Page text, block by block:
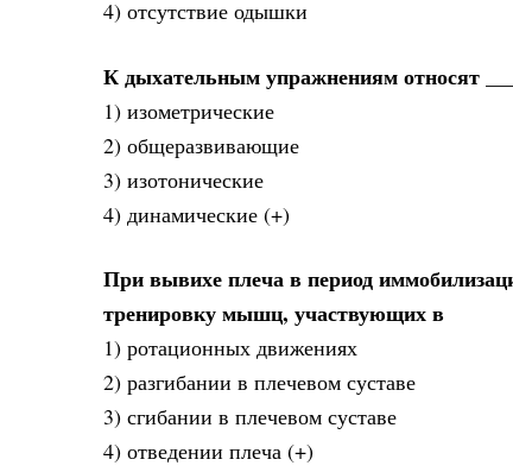
4) отсутствие одышки
К дыхательным упражнениям относят
1) изометрические
2) общеразвивающие
3) изотонические
4) динамические (+)
При вывихе плеча в период
тренировку мышц, участвующих в
1) ротационных движениях
2) разгибании в плечевом суставе
3) сгибании в плечевом суставе
4) отведении плеча (+)